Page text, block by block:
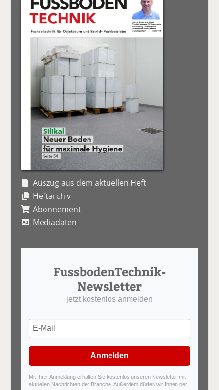
Auszug aus dem aktuellen Heft
Heftarchiv
Abonnement
Mediadaten
FussbodenTechnik-
Newsletter
jetzt kostenlos anmelden
Anmelden
Mit Ihrer Anmeldung erhalten Sie kostenlos unseren Newsletter mit
aktuellen Nachrichten der Branche. Außerdem dürfen wir Ihnen per